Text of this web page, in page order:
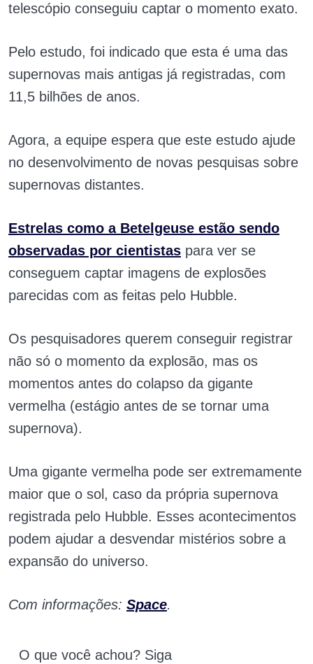
telescópio conseguiu captar o momento exato.
Pelo estudo, foi indicado que esta é uma das
supernovas mais antigas já registradas, com
11,5 bilhões de anos.
Agora, a equipe espera que este estudo ajude
no desenvolvimento de novas pesquisas sobre
supernovas distantes.
Estrelas como a Betelgeuse estão sendo
observadas por cientistas para ver se
conseguem captar imagens de explosões
parecidas com as feitas pelo Hubble.
Os pesquisadores querem conseguir registrar
não só o momento da explosão, mas os
momentos antes do colapso da gigante
vermelha (estágio antes de se tornar uma
supernova).
Uma gigante vermelha pode ser extremamente
maior que o sol, caso da própria supernova
registrada pelo Hubble. Esses acontecimentos
podem ajudar a desvendar mistérios sobre a
expansão do universo.
Com informações: Space.
O que você achou? Siga